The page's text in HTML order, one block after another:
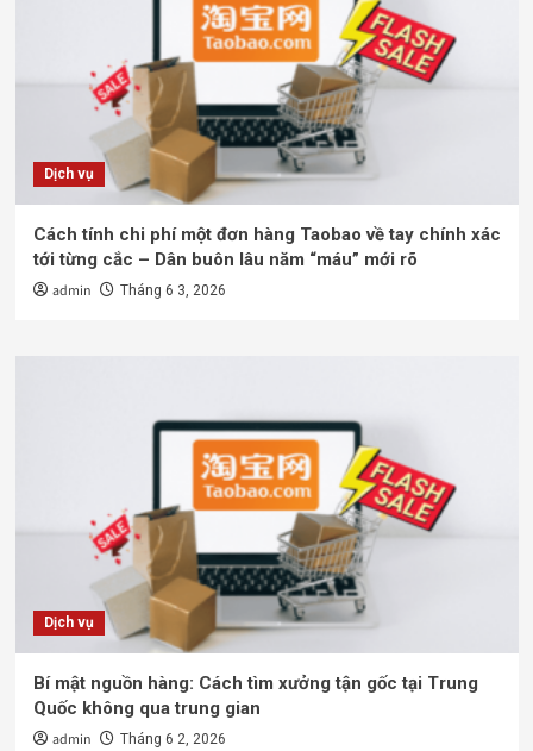
Dịch vụ
Cách tính chi phí một đơn hàng Taobao về tay chính xác
tới từng cắc – Dân buôn lâu năm “máu” mới rõ
admin Tháng 6 3, 2026
Dịch vụ
Bí mật nguồn hàng: Cách tìm xưởng tận gốc tại Trung
Quốc không qua trung gian
admin Tháng 6 2, 2026